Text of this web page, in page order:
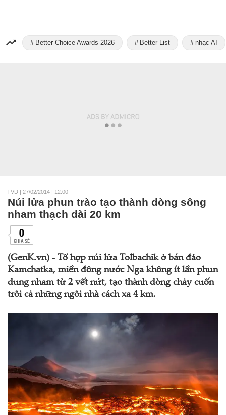
Better Choice Awards 2026 Better List nhạc AI
TVD | 27/02/2014 | 12:00
Núi lửa phun trào tạo thành dòng sông
nham thạch dài 20 km
0
CHIA SẺ
(GenK.vn) - Tổ hợp núi lửa Tolbachik ở bán đảo
Kamchatka, miền đông nước Nga không ít lần phun
dung nham từ 2 vết nứt, tạo thành dòng chảy cuốn
trôi cả những ngôi nhà cách xa 4 km.